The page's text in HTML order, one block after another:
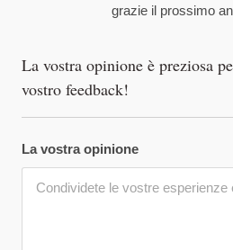
grazie il prossimo
La vostra opinione è preziosa
vostro feedback!
La vostra opinione